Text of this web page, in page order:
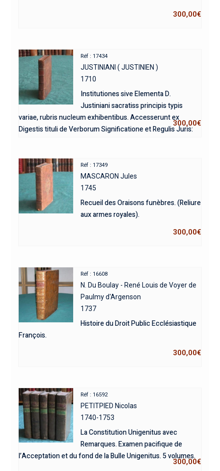
300,00€
Réf : 17434
JUSTINIANI ( JUSTINIEN )
1710
Institutiones sive Elementa D.
Justiniani sacratiss principis typis
variae, rubris nucleum exhibentibus. Accesserunt ex
Digestis tituli de Verborum Significatione et Regulis Juris:
300,00€
Réf : 17349
MASCARON Jules
1745
Recueil des Oraisons funèbres. (Reliure
aux armes royales).
300,00€
Réf : 16608
N. Du Boulay - René Louis de Voyer de
Paulmy d'Argenson
1737
Histoire du Droit Public Ecclésiastique
François.
300,00€
Réf : 16592
PETITPIED Nicolas
1740-1753
La Constitution Unigenitus avec
Remarques. Examen pacifique de
l’Acceptation et du fond de la Bulle Unigenitus. 5 volumes.
300,00€